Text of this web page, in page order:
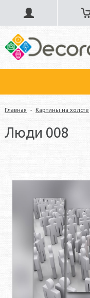
Главная - Картины на холсте
Люди 008